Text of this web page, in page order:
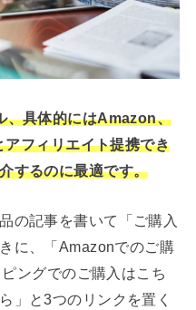
、具体的にはAmazon、
フィリエイト提携でき
するのに最適です。
の記事を書いて「ご購入
に、「Amazonでのご購
ングでのご購入はこち
」と3つのリンクを置く